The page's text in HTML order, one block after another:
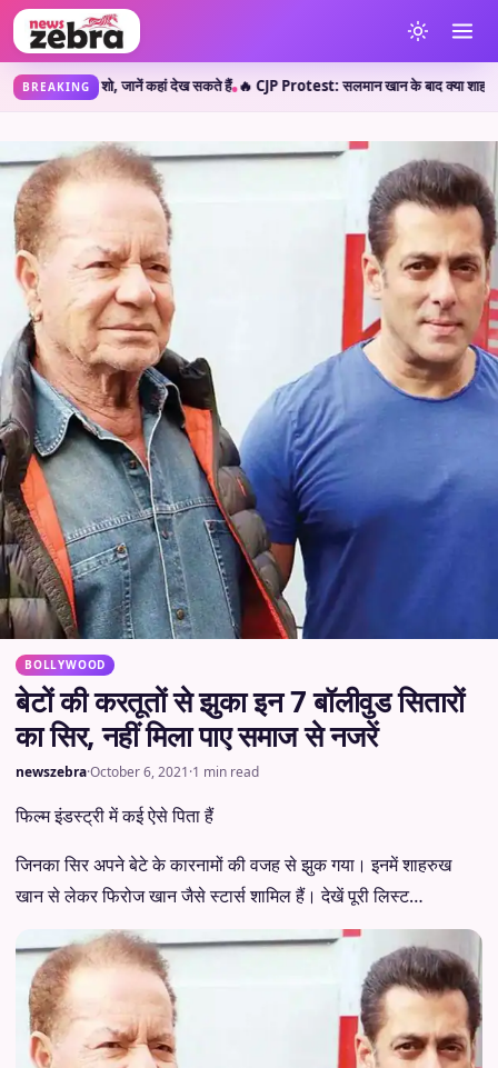
BREAKING
सकते हैं•🔥 CJP Protest: सलमान खान के बाद क्या शाहरुख खान ने छात्रों का किया सपोर्ट?
BOLLYWOOD
बेटों की करतूतों से झुका इन 7 बॉलीवुड सितारों
का सिर, नहीं मिला पाए समाज से नजरें
newszebra·October 6, 2021·1 min read
फिल्म इंडस्ट्री में कई ऐसे पिता हैं
जिनका सिर अपने बेटे के कारनामों की वजह से झुक गया। इनमें शाहरुख
खान से लेकर फिरोज खान जैसे स्टार्स शामिल हैं। देखें पूरी लिस्ट…